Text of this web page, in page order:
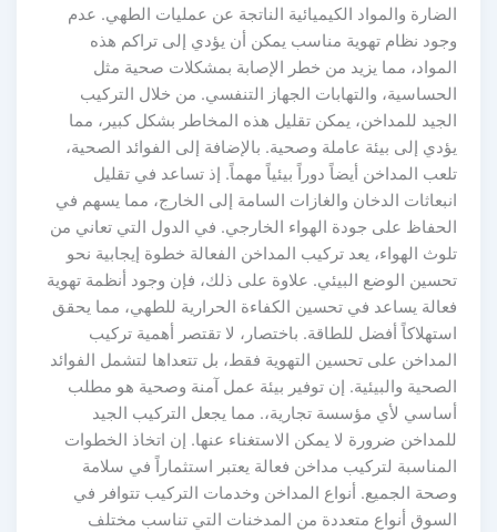
والمواد الكيميائية الناتجة عن عمليات الطهي. عدم
نظام تهوية مناسب يمكن أن يؤدي إلى تراكم هذه
مما يزيد من خطر الإصابة بمشكلات صحية مثل
والتهابات الجهاز التنفسي. من خلال التركيب
للمداخن، يمكن تقليل هذه المخاطر بشكل كبير، مما
إلى بيئة عاملة وصحية. بالإضافة إلى الفوائد الصحية،
المداخن أيضاً دوراً بيئياً مهماً. إذ تساعد في تقليل
الدخان والغازات السامة إلى الخارج، مما يسهم في
على جودة الهواء الخارجي. في الدول التي تعاني من
الهواء، يعد تركيب المداخن الفعالة خطوة إيجابية نحو
الوضع البيئي. علاوة على ذلك، فإن وجود أنظمة تهوية
يساعد في تحسين الكفاءة الحرارية للطهي، مما يحقق
أفضل للطاقة. باختصار، لا تقتصر أهمية تركيب
على تحسين التهوية فقط، بل تتعداها لتشمل الفوائد
والبيئية. إن توفير بيئة عمل آمنة وصحية هو مطلب
لأي مؤسسة تجارية،. مما يجعل التركيب الجيد
ضرورة لا يمكن الاستغناء عنها. إن اتخاذ الخطوات
لتركيب مداخن فعالة يعتبر استثماراً في سلامة
الجميع. أنواع المداخن وخدمات التركيب تتوافر في
أنواع متعددة من المدخنات التي تناسب مختلف